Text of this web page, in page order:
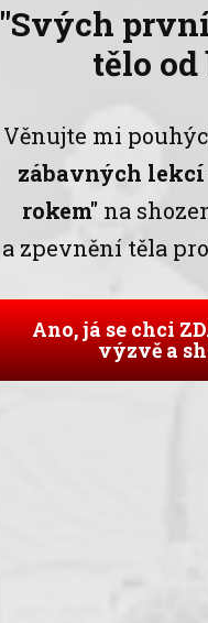
"Svých
tělo
Věnujte mi
zábavných lekcí
rokem" na
a zpevnění těla
Ano, já se chci
výzvě a